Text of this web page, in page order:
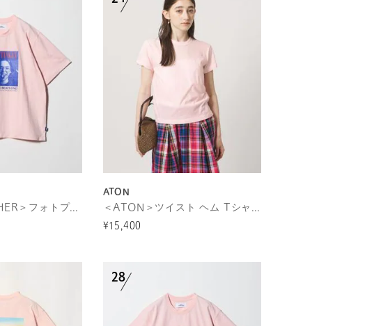
＜NICE WEATHER＞フォトプリント Tシャツ
ATON
＜ATON＞ツイスト ヘム Tシャツ
¥15,400